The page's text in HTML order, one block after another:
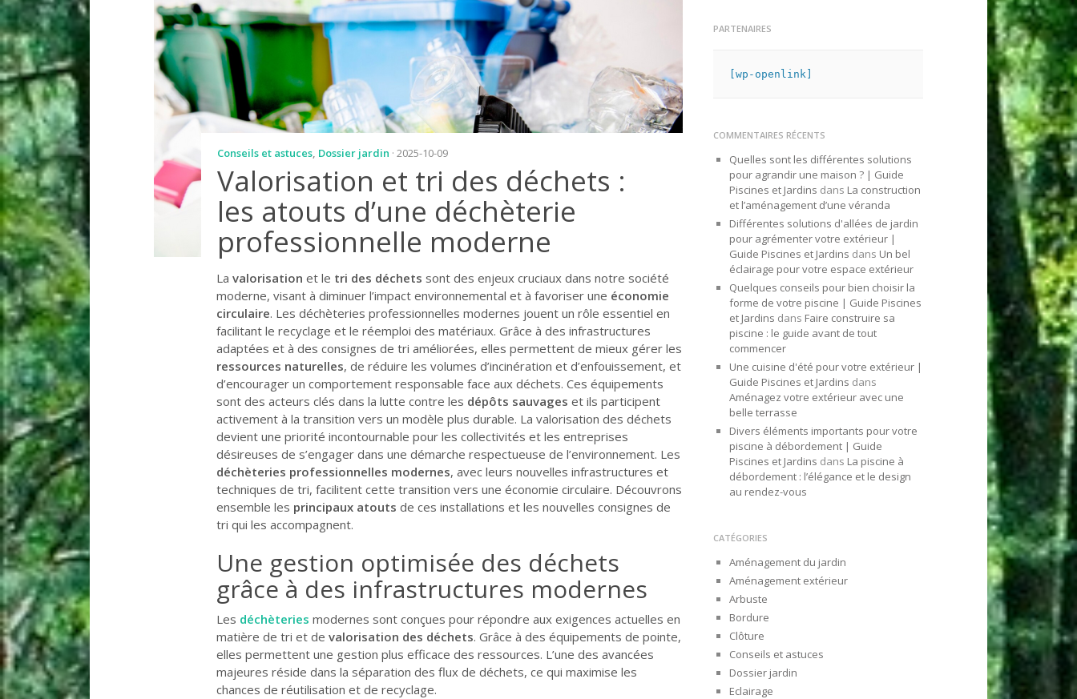
Conseils et astuces, Dossier jardin · 2025-10-09
Valorisation et tri des déchets :
les atouts d’une déchèterie
professionnelle moderne
La valorisation et le tri des déchets sont des enjeux cruciaux dans notre société
moderne, visant à diminuer l’impact environnemental et à favoriser une économie
circulaire. Les déchèteries professionnelles modernes jouent un rôle essentiel en
facilitant le recyclage et le réemploi des matériaux. Grâce à des infrastructures
adaptées et à des consignes de tri améliorées, elles permettent de mieux gérer les
ressources naturelles, de réduire les volumes d’incinération et d’enfouissement, et
d’encourager un comportement responsable face aux déchets. Ces équipements
sont des acteurs clés dans la lutte contre les dépôts sauvages et ils participent
activement à la transition vers un modèle plus durable. La valorisation des déchets
devient une priorité incontournable pour les collectivités et les entreprises
désireuses de s’engager dans une démarche respectueuse de l’environnement. Les
déchèteries professionnelles modernes, avec leurs nouvelles infrastructures et
techniques de tri, facilitent cette transition vers une économie circulaire. Découvrons
ensemble les principaux atouts de ces installations et les nouvelles consignes de
tri qui les accompagnent.
Une gestion optimisée des déchets
grâce à des infrastructures modernes
Les déchèteries modernes sont conçues pour répondre aux exigences actuelles en
matière de tri et de valorisation des déchets. Grâce à des équipements de pointe,
elles permettent une gestion plus efficace des ressources. L’une des avancées
majeures réside dans la séparation des flux de déchets, ce qui maximise les
chances de réutilisation et de recyclage.
PARTENAIRES
[wp-openlink]
COMMENTAIRES RÉCENTS
Quelles sont les différentes solutions
pour agrandir une maison ? | Guide
Piscines et Jardins dans La construction
et l’aménagement d’une véranda
Différentes solutions d'allées de jardin
pour agrémenter votre extérieur |
Guide Piscines et Jardins dans Un bel
éclairage pour votre espace extérieur
Quelques conseils pour bien choisir la
forme de votre piscine | Guide Piscines
et Jardins dans Faire construire sa
piscine : le guide avant de tout
commencer
Une cuisine d'été pour votre extérieur |
Guide Piscines et Jardins dans
Aménagez votre extérieur avec une
belle terrasse
Divers éléments importants pour votre
piscine à débordement | Guide
Piscines et Jardins dans La piscine à
débordement : l’élégance et le design
au rendez-vous
CATÉGORIES
Aménagement du jardin
Aménagement extérieur
Arbuste
Bordure
Clôture
Conseils et astuces
Dossier jardin
Eclairage